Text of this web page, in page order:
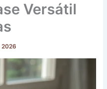
Versátil
2026